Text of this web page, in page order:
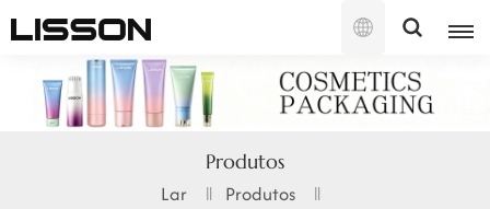
Português
English
français
Produtos
Lar
Produtos